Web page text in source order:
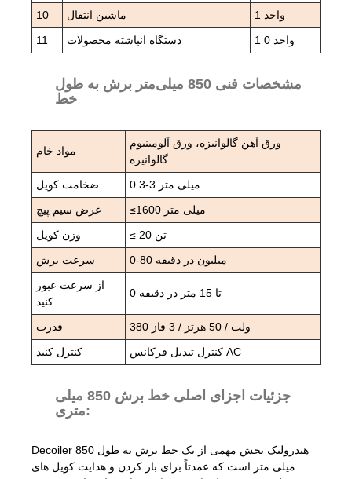
10
ماشین انتقال
1 واحد
11
دستگاه انباشته محصولات 1 واحد 0
مشخصات فنی 850 میلی‌متر برش به طول
خط
مواد خام
ورق آهن گالوانیزه، ورق آلومینیوم
گالوانیزه
ضخامت کویل
0.3-3 میلی متر
عرض سیم پیچ
≤1600 میلی متر
وزن کویل
≤ 20 تن
سرعت برش
0-80 میلیون در دقیقه
از سرعت عبور
کنید
0 تا 15 متر در دقیقه
قدرت
380 ولت / 50 هرتز / 3 فاز
کنترل کنید
کنترل تبدیل فرکانس AC
جزئیات اجزای اصلی خط برش 850 میلی
متری:
Decoiler هیدرولیک بخش مهمی از یک خط برش به طول 850
میلی متر است که عمدتاً برای باز کردن و هدایت کویل های